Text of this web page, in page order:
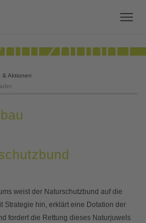
& Aktionen
weist der Naturschutzbund auf die
Strategie hin, erklärt eine Dotation der
fordert die Rettung dieses Naturjuwels